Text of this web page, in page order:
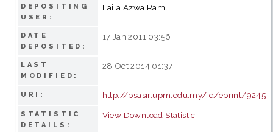
DEPOSITING
USER:
Laila Azwa Ramli
DATE
DEPOSITED:
17 Jan 2011 03:56
LAST
MODIFIED:
28 Oct 2014 01:37
URI: http://psasir.upm.edu.my/id/eprint/9245
STATISTIC
DETAILS:
View Download Statistic